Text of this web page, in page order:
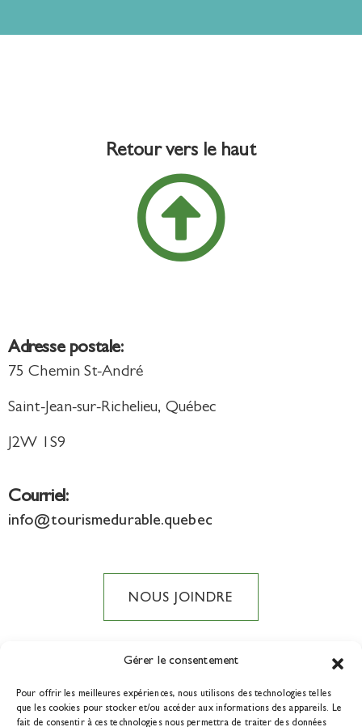
Gérer le consentement
Pour offrir les meilleures expériences, nous utilisons des technologies telles
que les cookies pour stocker et/ou accéder aux informations des appareils. Le
fait de consentir à ces technologies nous permettra de traiter des données
Retour vers le haut
Adresse postale:
75 Chemin St-André
Saint-Jean-sur-Richelieu, Québec
J2W 1S9
Courriel:
info@tourismedurable.quebec
NOUS JOINDRE
DEVENIR MEMBRE